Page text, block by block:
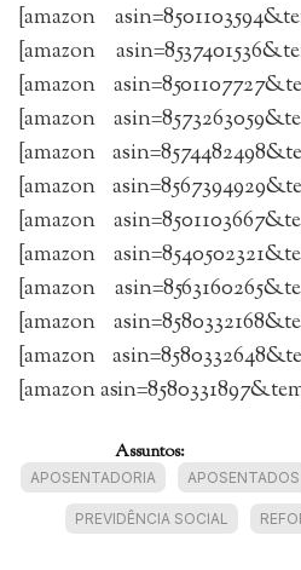
[amazon
[amazon
[amazon
[amazon
[amazon
[amazon
[amazon
[amazon
[amazon
[amazon
[amazon
[amazon
Assuntos:
APOSENTADORIA APOSENTADOS
PREVIDÊNCIA SOCIAL